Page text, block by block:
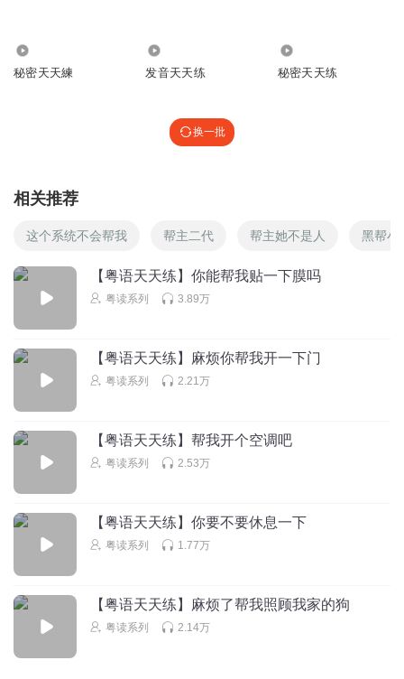
秘密天天練 发音天天练 秘密天天练
换一批
相关推荐
这个系统不会帮我 帮主二代 帮主她不是人 黑帮小
【粤语天天练】你能帮我贴一下膜吗
粤读系列 3.89万
【粤语天天练】麻烦你帮我开一下门
粤读系列 2.21万
【粤语天天练】帮我开个空调吧
粤读系列 2.53万
【粤语天天练】你要不要休息一下
粤读系列 1.77万
【粤语天天练】麻烦了帮我照顾我家的狗
粤读系列 2.14万